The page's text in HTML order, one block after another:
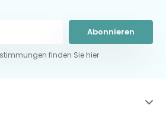
Abonnieren
finden Sie hier